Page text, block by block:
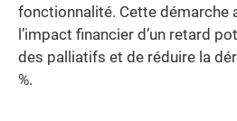
fonctionnalité. Cette démarche
l’impact financier d’un retard
des palliatifs et de réduire la
%.